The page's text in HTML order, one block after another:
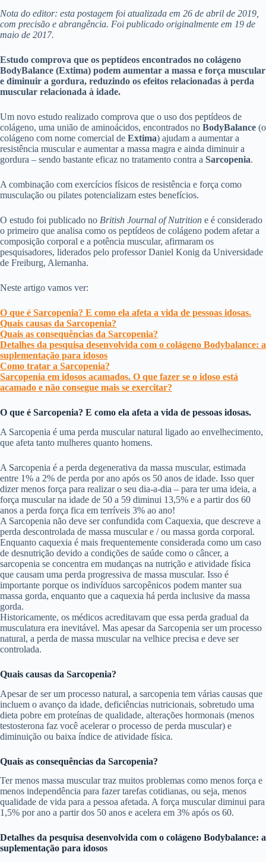
Nota do editor: esta postagem foi atualizada em 26 de abril de 2019,
com precisão e abrangência. Foi publicado originalmente em 19 de
maio de 2017.
Estudo comprova que os peptídeos encontrados no colágeno
BodyBalance (Extima) podem aumentar a massa e força muscular
e diminuir a gordura, reduzindo os efeitos relacionadas à perda
muscular relacionada à idade.
Um novo estudo realizado comprova que o uso dos peptídeos de
colágeno, uma união de aminoácidos, encontrados no BodyBalance (o
colágeno com nome comercial de Extima) ajudam a aumentar a
resistência muscular e aumentar a massa magra e ainda diminuir a
gordura – sendo bastante eficaz no tratamento contra a Sarcopenia.
A combinação com exercícios físicos de resistência e força como
musculação ou pilates potencializam estes benefícios.
O estudo foi publicado no British Journal of Nutrition e é considerado
o primeiro que analisa como os peptídeos de colágeno podem afetar a
composição corporal e a potência muscular, afirmaram os
pesquisadores, liderados pelo professor Daniel Konig da Universidade
de Freiburg, Alemanha.
Neste artigo vamos ver:
O que é Sarcopenia? E como ela afeta a vida de pessoas idosas.
Quais causas da Sarcopenia?
Quais as consequências da Sarcopenia?
Detalhes da pesquisa desenvolvida com o colágeno Bodybalance: a
suplementação para idosos
Como tratar a Sarcopenia?
Sarcopenia em idosos acamados. O que fazer se o idoso está
acamado e não consegue mais se exercitar?
O que é Sarcopenia? E como ela afeta a vida de pessoas idosas.
A Sarcopenia é uma perda muscular natural ligado ao envelhecimento,
que afeta tanto mulheres quanto homens.
A Sarcopenia é a perda degenerativa da massa muscular, estimada
entre 1% a 2% de perda por ano após os 50 anos de idade. Isso quer
dizer menos força para realizar o seu dia-a-dia – para ter uma ideia, a
força muscular na idade de 50 a 59 diminui 13,5% e a partir dos 60
anos a perda força fica em terríveis 3% ao ano!
A Sarcopenia não deve ser confundida com Caquexia, que descreve a
perda descontrolada de massa muscular e / ou massa gorda corporal.
Enquanto caquexia é mais frequentemente considerada como um caso
de desnutrição devido a condições de saúde como o câncer, a
sarcopenia se concentra em mudanças na nutrição e atividade física
que causam uma perda progressiva de massa muscular. Isso é
importante porque os indivíduos sarcopênicos podem manter sua
massa gorda, enquanto que a caquexia há perda inclusive da massa
gorda.
Historicamente, os médicos acreditavam que essa perda gradual da
musculatura era inevitável. Mas apesar da Sarcopenia ser um processo
natural, a perda de massa muscular na velhice precisa e deve ser
controlada.
Quais causas da Sarcopenia?
Apesar de ser um processo natural, a sarcopenia tem várias causas que
incluem o avanço da idade, deficiências nutricionais, sobretudo uma
dieta pobre em proteínas de qualidade, alterações hormonais (menos
testosterona faz você acelerar o processo de perda muscular) e
diminuição ou baixa índice de atividade física.
Quais as consequências da Sarcopenia?
Ter menos massa muscular traz muitos problemas como menos força e
menos independência para fazer tarefas cotidianas, ou seja, menos
qualidade de vida para a pessoa afetada. A força muscular diminui para
1,5% por ano a partir dos 50 anos e acelera em 3% após os 60.
Detalhes da pesquisa desenvolvida com o colágeno Bodybalance: a
suplementação para idosos